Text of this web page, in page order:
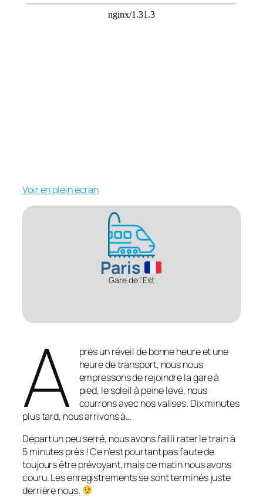
Voir en plein écran
Paris
Gare de l’Est
A
près un réveil de bonne heure et une
heure de transport, nous nous
empressons de rejoindre la gare à
pied, le soleil à peine levé, nous
courrons avec nos valises. Dix minutes
plus tard, nous arrivons à…
Départ un peu serré, nous avons failli rater le train à
5 minutes près ! Ce n’est pourtant pas faute de
toujours être prévoyant, mais ce matin nous avons
couru. Les enregistrements se sont terminés juste
derrière nous.